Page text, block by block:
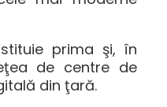
prima şi, în
de centre de
din ţară.